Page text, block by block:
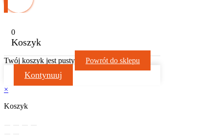
0
Koszyk
Twój koszyk jest pusty Powrót do sklepu
Kontynuuj
×
Koszyk